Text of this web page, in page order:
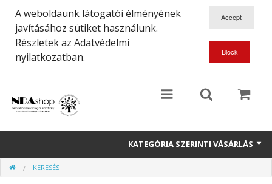
A weboldaunk látogatói élményének
javításához sütiket használunk.
Részletek az Adatvédelmi
nyilatkozatban.
KATEGÓRIA SZERINTI VÁSÁRLÁS
NövényekKERESÉS